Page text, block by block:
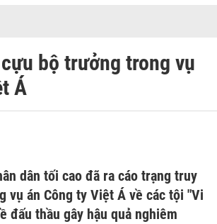
bộ trưởng trong vụ
Á
dân tối cao đã ra cáo trạng truy
vụ án Công ty Việt Á về các tội "Vi
đấu thầu gây hậu quả nghiêm